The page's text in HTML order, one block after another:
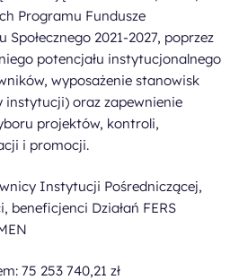
Programu Fundusze
Społecznego 2021-2027, poprzez
potencjału instytucjonalnego
wyposażenie stanowisk
instytucji) oraz zapewnienie
projektów, kontroli,
i promocji.
Instytucji Pośredniczącej,
beneficjenci Działań FERS
75 253 740,21 zł